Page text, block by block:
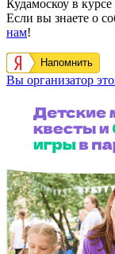
Кудамоскоу в
Если вы знаете о
нам!
Напомнить
Вы организатор